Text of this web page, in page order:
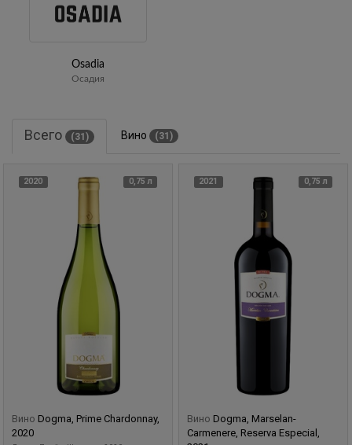
Osadia
Осадия
Всего (31) Вино (31)
2020 0,75 л
Вино Dogma, Prime Chardonnay,
2020
2021 0,75 л
Вино Dogma, Marselan-
Carmenere, Reserva Especial,